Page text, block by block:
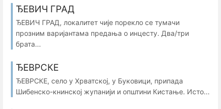
ЂЕВИЧ ГРАД
ЂЕВИЧ ГРАД, локалитет чије порекло се тумачи
прозним варијантама предања о инцесту. Два/три
брата...
ЂЕВРСКЕ
ЂЕВРСКЕ, село у Хрватској, у Буковици, припада
Шибенско-книнској жупанији и општини Кистање. Исто...